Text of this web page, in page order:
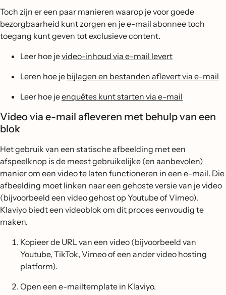
Toch zijn er een paar manieren waarop je voor goede
bezorgbaarheid kunt zorgen en je e-mail abonnee toch
toegang kunt geven tot exclusieve content.
Leer hoe jevideo-inhoud via e-mail levert
Leren hoe je bijlagen en bestanden aflevert via e-mail
Leer hoe jeenquêtes kunt starten via e-mail
Video via e-mail afleveren met behulp van een
blok
Het gebruik van een statische afbeelding met een
afspeelknop is de meest gebruikelijke (en aanbevolen)
manier om een video te laten functioneren in een e-mail. Die
afbeelding moet linken naar een gehoste versie van je video
(bijvoorbeeld een video gehost op Youtube of Vimeo).
Klaviyo biedt een videoblok om dit proces eenvoudig te
maken.
Kopieer de URL van een video (bijvoorbeeld van
Youtube, TikTok, Vimeo of een ander video hosting
platform).
Open een e-mailtemplate in Klaviyo.